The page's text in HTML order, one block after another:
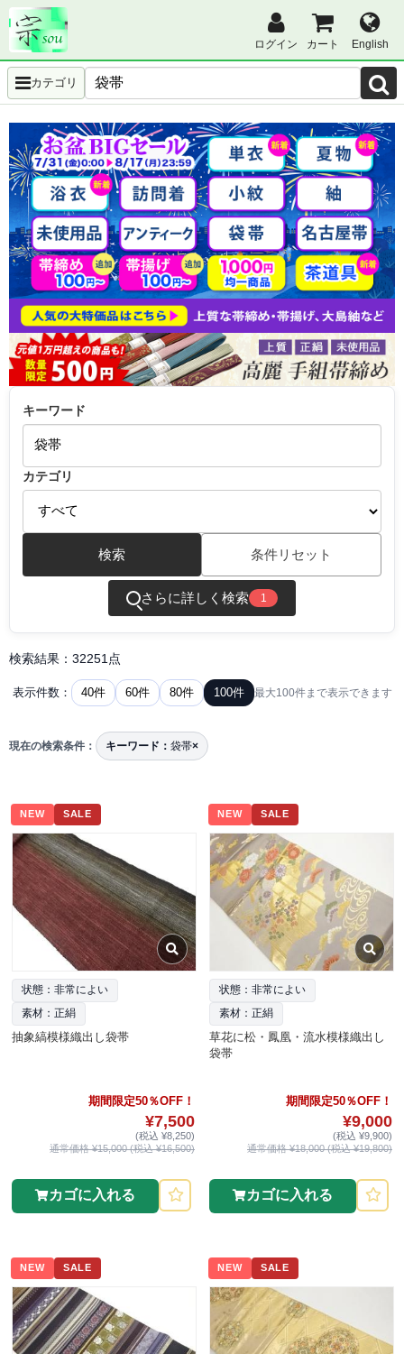
ログイン カート English
カテゴリ
キーワード
カテゴリ
検索 条件リセット
さらに詳しく検索 1
検索結果：32251点
表示件数： 40件 60件 80件 100件 最大100件まで表示できます
現在の検索条件： キーワード： 袋帯×
NEW SALE
状態：非常によい
素材：正絹
抽象縞模様織出し袋帯
期間限定50％OFF！
¥7,500
(税込 ¥8,250)
通常価格 ¥15,000 (税込 ¥16,500)
カゴに入れる
NEW SALE
状態：非常によい
素材：正絹
草花に松・鳳凰・流水模様織出し
袋帯
期間限定50％OFF！
¥9,000
(税込 ¥9,900)
通常価格 ¥18,000 (税込 ¥19,800)
カゴに入れる
NEW SALE NEW SALE